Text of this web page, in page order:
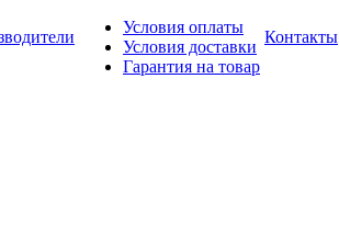
Условия оплаты
Условия доставки
Гарантия на товар
Контакты